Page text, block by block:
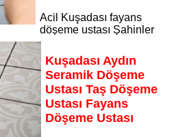
Acil Kuşadası fayans
döşeme ustası Şahinler
sanat eseri gibi işleyen
bölgesine özel hizmet
Kuşadası Aydın
Seramik Döşeme
Ustası Taş Döşeme
Ustası Fayans
Döşeme Ustası